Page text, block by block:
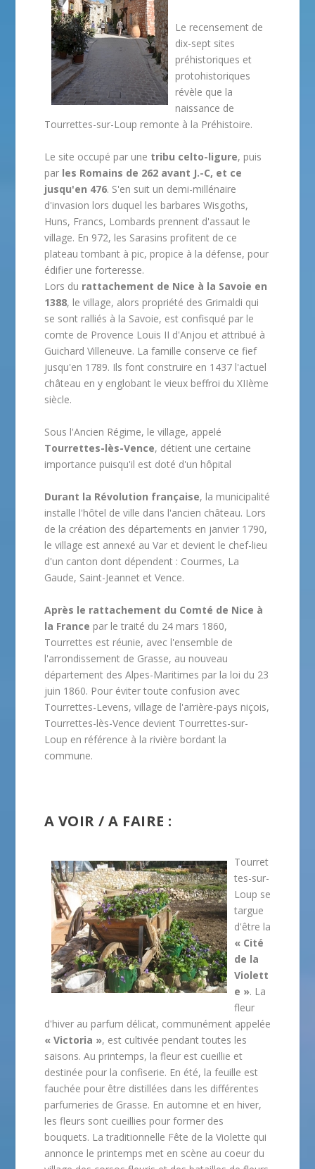
Le recensement de
dix-sept sites
préhistoriques et
protohistoriques
révèle que la
naissance de
Tourrettes-sur-Loup remonte à la Préhistoire.
Le site occupé par une tribu celto-ligure, puis
par les Romains de 262 avant J.-C, et ce
jusqu'en 476. S'en suit un demi-millénaire
d'invasion lors duquel les barbares Wisgoths,
Huns, Francs, Lombards prennent d'assaut le
village. En 972, les Sarasins profitent de ce
plateau tombant à pic, propice à la défense, pour
édifier une forteresse.
Lors du rattachement de Nice à la Savoie en
1388, le village, alors propriété des Grimaldi qui
se sont ralliés à la Savoie, est confisqué par le
comte de Provence Louis II d'Anjou et attribué à
Guichard Villeneuve. La famille conserve ce fief
jusqu'en 1789. Ils font construire en 1437 l'actuel
château en y englobant le vieux beffroi du XIIème
siècle.
Sous l'Ancien Régime, le village, appelé
Tourrettes-lès-Vence, détient une certaine
importance puisqu'il est doté d'un hôpital
Durant la Révolution française, la municipalité
installe l'hôtel de ville dans l'ancien château. Lors
de la création des départements en janvier 1790,
le village est annexé au Var et devient le chef-lieu
d'un canton dont dépendent : Courmes, La
Gaude, Saint-Jeannet et Vence.
Après le rattachement du Comté de Nice à
la France par le traité du 24 mars 1860,
Tourrettes est réunie, avec l'ensemble de
l'arrondissement de Grasse, au nouveau
département des Alpes-Maritimes par la loi du 23
juin 1860. Pour éviter toute confusion avec
Tourrettes-Levens, village de l'arrière-pays niçois,
Tourrettes-lès-Vence devient Tourrettes-sur-
Loup en référence à la rivière bordant la
commune.
A VOIR / A FAIRE :
Tourret
tes-sur-
Loup se
targue
d'être la
« Cité
de la
Violett
e ». La
fleur
d'hiver au parfum délicat, communément appelée
« Victoria », est cultivée pendant toutes les
saisons. Au printemps, la fleur est cueillie et
destinée pour la confiserie. En été, la feuille est
fauchée pour être distillées dans les différentes
parfumeries de Grasse. En automne et en hiver,
les fleurs sont cueillies pour former des
bouquets. La traditionnelle Fête de la Violette qui
annonce le printemps met en scène au coeur du